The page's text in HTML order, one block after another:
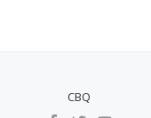
CBQ